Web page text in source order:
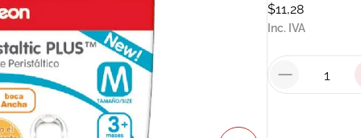
$11,28
Inc. IVA